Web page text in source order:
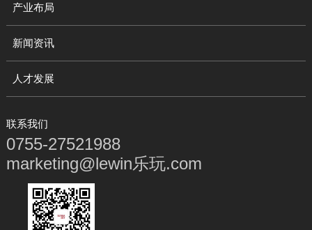
产业布局
新闻资讯
人才发展
联系我们
0755-27521988
marketing@lewin乐玩.com